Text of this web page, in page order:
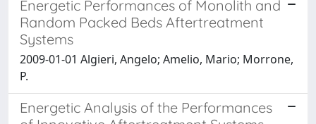
Energetic Performances of Monolith and
Random Packed Beds Aftertreatment
Systems
2009-01-01 Algieri, Angelo; Amelio, Mario; Morrone,
P.
Energetic Analysis of the Performances